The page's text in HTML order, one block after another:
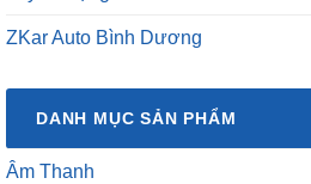
ZKar Auto Bình Dương
DANH MỤC SẢN PHẨM
Âm Thanh